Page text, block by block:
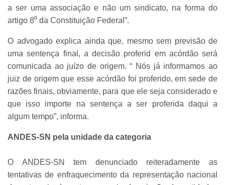
a ser uma associação e não um sindicato, na forma do
artigo 8⁰ da Constituição Federal”.
O advogado explica ainda que, mesmo sem previsão de
uma sentença final, a decisão proferid em acórdão será
comunicada ao juízo de origem. “ Nós já informamos ao
juiz de origem que esse acórdão foi proferido, em sede de
razões finais, obviamente, para que ele seja considerado e
que isso importe na sentença a ser proferida daqui a
algum tempo”, informa.
ANDES-SN pela unidade da categoria
O ANDES-SN tem denunciado reiteradamente as
tentativas de enfraquecimento da representação nacional